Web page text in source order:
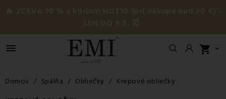
🔥 ZĽAVA 10 % s kódom HOT10 (pri nákupe nad 30 €) –
LEN DO 9.8. ⏰
 shopping_cart 
Domov Spálňa Obliečky
Krepové obliečky